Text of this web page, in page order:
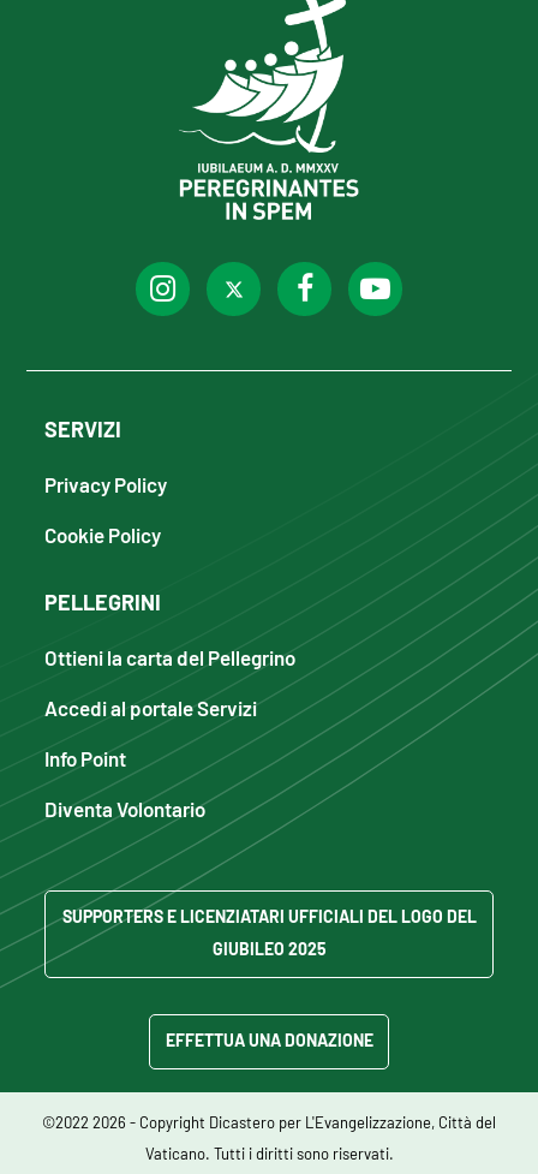
SERVIZI
Privacy Policy
Cookie Policy
PELLEGRINI
Ottieni la carta del Pellegrino
Accedi al portale Servizi
Info Point
Diventa Volontario
SUPPORTERS E LICENZIATARI UFFICIALI DEL LOGO DEL
GIUBILEO 2025
EFFETTUA UNA DONAZIONE
©2022 2026 - Copyright Dicastero per L'Evangelizzazione, Città del
Vaticano. Tutti i diritti sono riservati.